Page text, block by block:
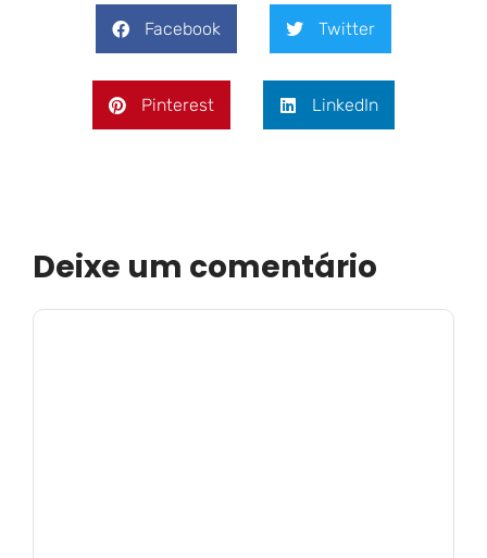
Facebook Twitter
Pinterest LinkedIn
Deixe um comentário